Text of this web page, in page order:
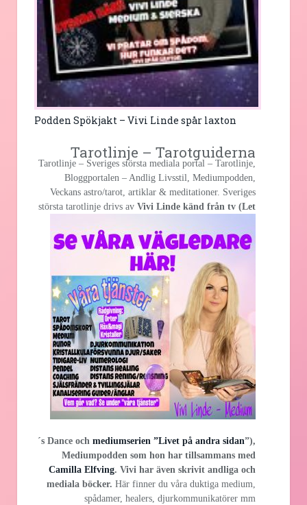
Podden Spökjakt – Vivi Linde spår laxton
Tarotlinje – Tarotguiderna
Tarotlinje – Sveriges största mediala portal – Tarotlinje,
Bloggportalen – Andlig Livsstil, Mediumpodden,
Veckans astro/tarot, artiklar & meditationer. Sveriges
största tarotlinje drivs av Vivi Linde känd från tv (Let
´s Dance och mediumserien ”Livet på andra sidan”),
Mediumpodden som hon har tillsammans med
Camilla Elfving. Vivi har även skrivit andliga och
mediala böcker. Här finner du våra duktiga medium,
spådamer, healers, djurkommunikatörer mm